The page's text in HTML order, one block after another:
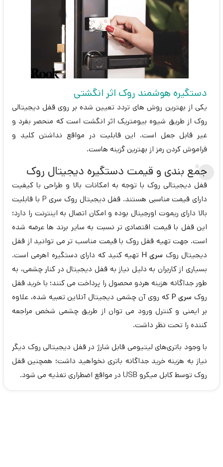
دستگیره هوشمند روک اثر انگشتی
یکی از بهترین روش های تردد تعیین شده بر روی قفل دیجیتالی
روک از طریق شیوه بیومتریک اثر انگشت است که منحصر بفرد و
غیر قابل جعل است. این قابلیت در مواقع نداشتن کلید و
فراموش کردن رمز از بهترین گزینه هاست.
جمع بندی و قیمت دستگیره دیجیتال روک
قفل دیجیتالی روک با توجه به امکانات بالا و طراحی با کیفیت
دارای قیمت مناسبی هستند. قفل دیجیتال روک سری P با قابلیت
بالا دارای ریموت اورجینال بوده و امکان اتصال به اینترنت را دارد؛
این قفل با قیمت اقتصادی تر نسبت به سایر برند ها عرضه شده
است. جهت تهیه قفل روک با قیمت مناسب تر می توانید از قفل
دیجیتال روک سری H
تهیه کنید که دارای دستگیره اهرمی است.
بسیاری از کاربران به دلیل نیاز به قفل دیجیتال در کنار چشمی، به
طور جداگانه هزینه هردو محصول را پرداخت می کنند؛ با خرید قفل
روک سری P
که روی آن چشمی دیجیتال آنلاین تعبیه شده، علاوه
بر ایمنی و کنترل ورود می توان از طریق چشمی شخص مراجعه
کننده را تحت نظر داشت.
با وجود باتری‌های لیتیومی قابل شارژ در قفل دیجیتالی روک دیگر
نیاز به هزینه خرید جداگانه باتری نخواهید داشت؛ همچنین قفل
روک توسط کابل میکرو USB در مواقع اضطراری تغذیه می شود.